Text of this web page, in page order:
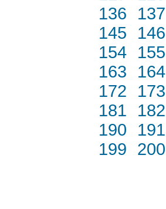
136
137
145
146
154
155
163
164
172
173
181
182
190
191
199
200